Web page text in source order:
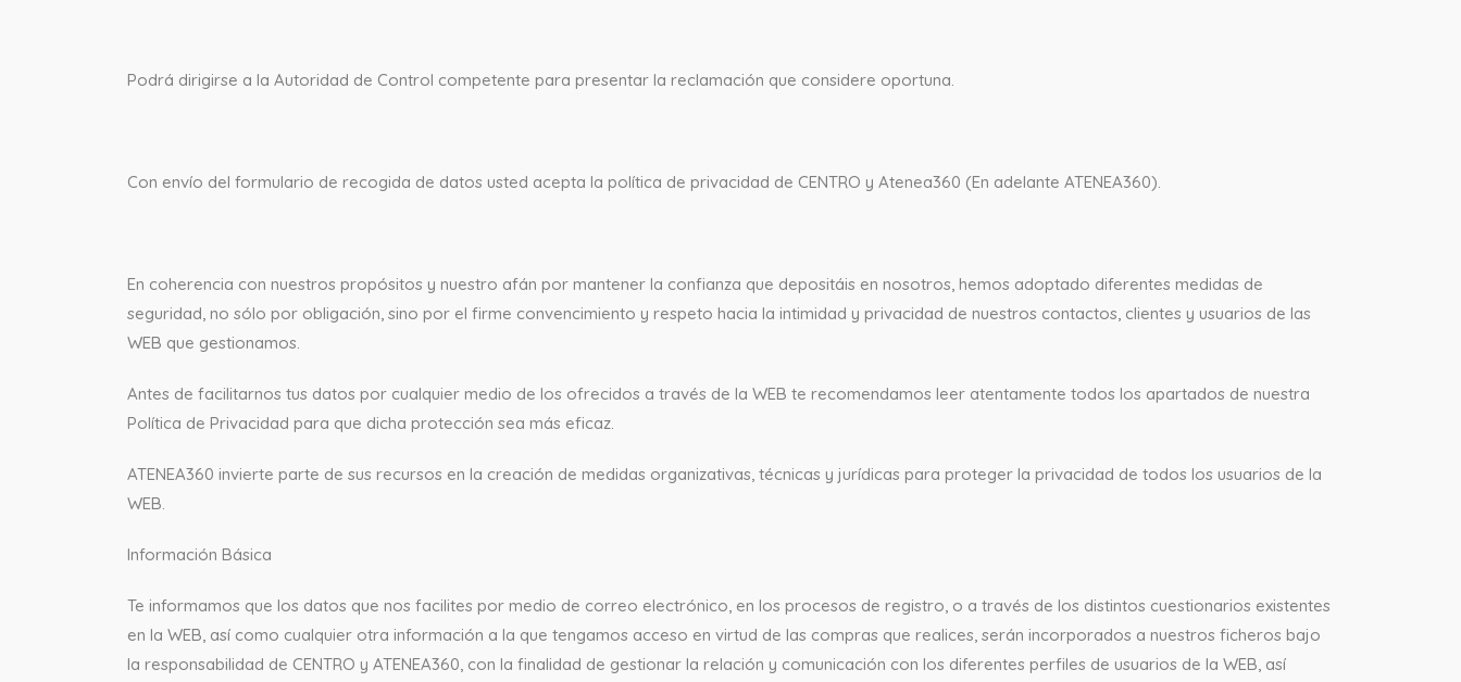
Podrá dirigirse a la Autoridad de Control competente para presentar la reclamación que considere oportuna.
Con envío del formulario de recogida de datos usted acepta la política de privacidad de CENTRO y Atenea360 (En adelante ATENEA360).
En coherencia con nuestros propósitos y nuestro afán por mantener la confianza que depositáis en nosotros, hemos adoptado diferentes medidas de
seguridad, no sólo por obligación, sino por el firme convencimiento y respeto hacia la intimidad y privacidad de nuestros contactos, clientes y usuarios de las
WEB que gestionamos.
Antes de facilitarnos tus datos por cualquier medio de los ofrecidos a través de la WEB te recomendamos leer atentamente todos los apartados de nuestra
Política de Privacidad para que dicha protección sea más eficaz.
ATENEA360 invierte parte de sus recursos en la creación de medidas organizativas, técnicas y jurídicas para proteger la privacidad de todos los usuarios de la
WEB.
Información Básica
Te informamos que los datos que nos facilites por medio de correo electrónico, en los procesos de registro, o a través de los distintos cuestionarios existentes
en la WEB, así como cualquier otra información a la que tengamos acceso en virtud de las compras que realices, serán incorporados a nuestros ficheros bajo
la responsabilidad de CENTRO y ATENEA360, con la finalidad de gestionar la relación y comunicación con los diferentes perfiles de usuarios de la WEB, así